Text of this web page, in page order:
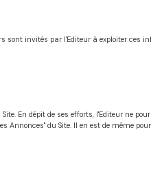
sont invités par l'Editeur à exploiter ces
En dépit de ses efforts, l'Editeur ne
Annonces" du Site. Il en est de même